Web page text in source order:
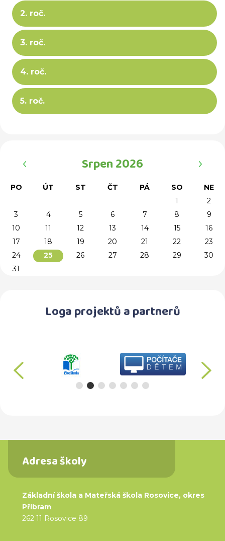
2. roč.
3. roč.
4. roč.
5. roč.
Srpen 2026
PO ÚT ST ČT PÁ SO
NE
1
2
3
4 5 6 7 8
9
10
11 12 13 14 15
16
17
18 19 20 21 22
23
24
25 26 27 28 29
30
31
Loga projektů a partnerů
předchozí
Adresa školy
Základní škola a Mateřská škola Rosovice, okres
Příbram
262 11 Rosovice 89